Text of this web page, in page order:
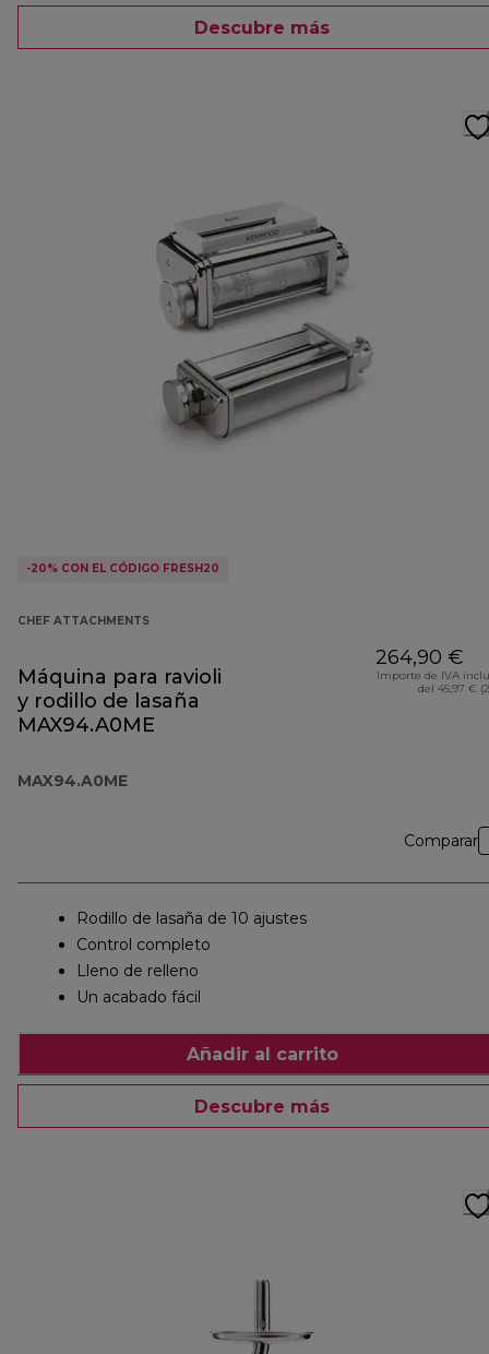
Descubre más
-20% CON EL CÓDIGO FRESH20
CHEF ATTACHMENTS
Máquina para ravioli
y rodillo de lasaña
MAX94.A0ME
MAX94.A0ME
264,90 €
Importe de IVA
del 45,97 €
Comparar
Rodillo de lasaña de 10 ajustes
Control completo
Lleno de relleno
Un acabado fácil
Añadir al carrito
Descubre más